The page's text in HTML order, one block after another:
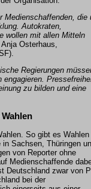
Medienschaffenden, die
Autokraten,
wollen mit allen Mitteln
Osterhaus,
Regierungen
engagieren.
zu bilden und eine
So gibt es Wahlen
Sachsen, Thüringen
von Reporter ohne
Medienschaffende
Deutschland zwar von
bei der